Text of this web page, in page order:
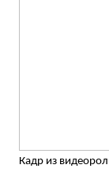
Кадр из